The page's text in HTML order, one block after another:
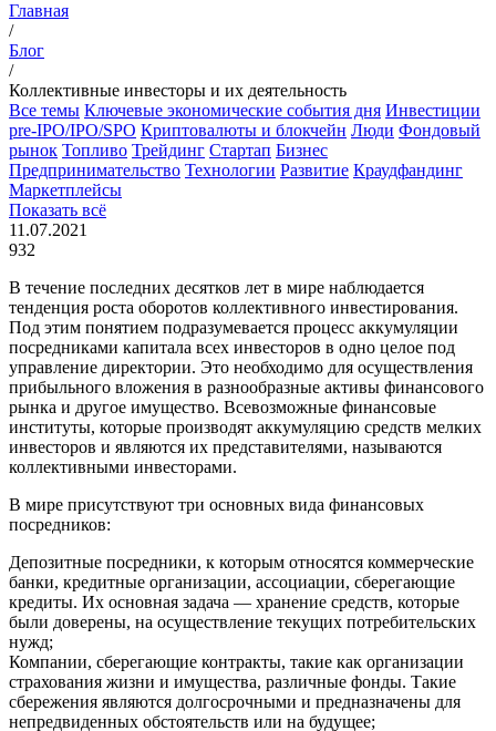
Главная
/
Блог
/
Коллективные инвесторы и их деятельность
Все темы Ключевые экономические события дня Инвестиции
pre-IPO/IPO/SPO Криптовалюты и блокчейн Люди Фондовый
рынок Топливо Трейдинг Стартап Бизнес
Предпринимательство Технологии Развитие Краудфандинг
Маркетплейсы
Показать всё
11.07.2021
932
В течение последних десятков лет в мире наблюдается
тенденция роста оборотов коллективного инвестирования.
Под этим понятием подразумевается процесс аккумуляции
посредниками капитала всех инвесторов в одно целое под
управление директории. Это необходимо для осуществления
прибыльного вложения в разнообразные активы финансового
рынка и другое имущество. Всевозможные финансовые
институты, которые производят аккумуляцию средств мелких
инвесторов и являются их представителями, называются
коллективными инвесторами.
В мире присутствуют три основных вида финансовых
посредников:
Депозитные посредники, к которым относятся коммерческие
банки, кредитные организации, ассоциации, сберегающие
кредиты. Их основная задача — хранение средств, которые
были доверены, на осуществление текущих потребительских
нужд;
Компании, сберегающие контракты, такие как организации
страхования жизни и имущества, различные фонды. Такие
сбережения являются долгосрочными и предназначены для
непредвиденных обстоятельств или на будущее;